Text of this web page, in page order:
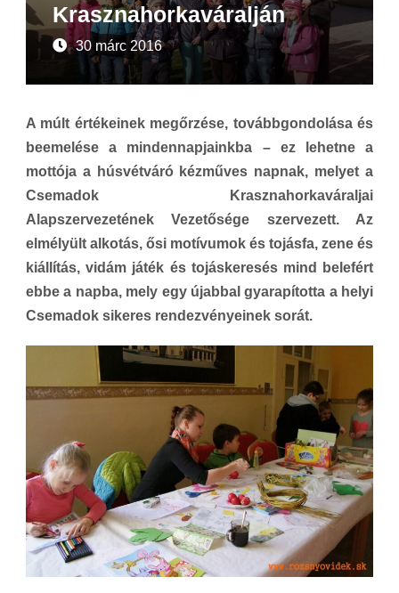
Krasznahorkaváralján
30 márc 2016
A múlt értékeinek megőrzése, továbbgondolása és
beemelése a mindennapjainkba – ez lehetne a
mottója a húsvétváró kézműves napnak, melyet a
Csemadok Krasznahorkaváraljai
Alapszervezetének Vezetősége szervezett. Az
elmélyült alkotás, ősi motívumok és tojásfa, zene és
kiállítás, vidám játék és tojáskeresés mind belefért
ebbe a napba, mely egy újabbal gyarapította a helyi
Csemadok sikeres rendezvényeinek sorát.